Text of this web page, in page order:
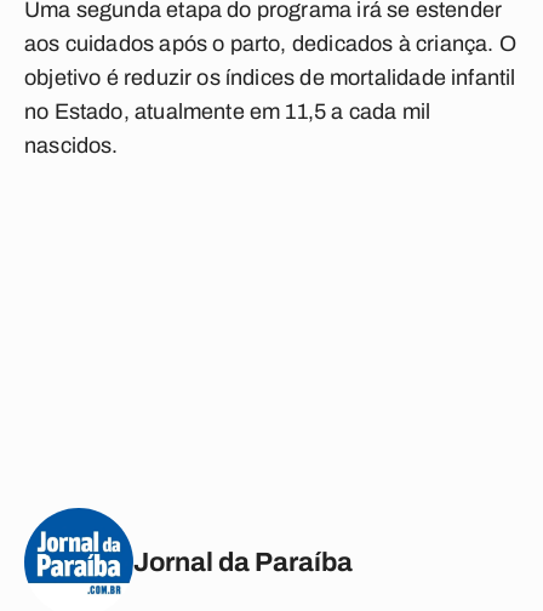
Uma segunda etapa do programa irá se estender
aos cuidados após o parto, dedicados à criança. O
objetivo é reduzir os índices de mortalidade infantil
no Estado, atualmente em 11,5 a cada mil
nascidos.
Jornal da Paraíba